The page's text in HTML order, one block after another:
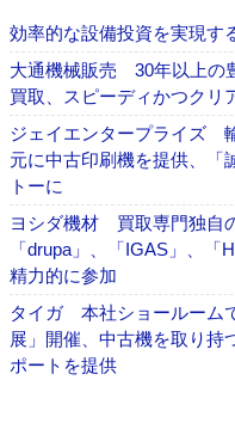
効率的な設備投資を実現す
大通機械販売 30年以上の
買取、スピーディかつクリ
ジェイエンタープライズ
元に中古印刷機を提供、「
トーに
ヨシダ機材 買取専門独自
「drupa」、「IGAS」、
精力的に参加
タイガ 本社ショールーム
展」開催、中古機を取り持
ポートを提供